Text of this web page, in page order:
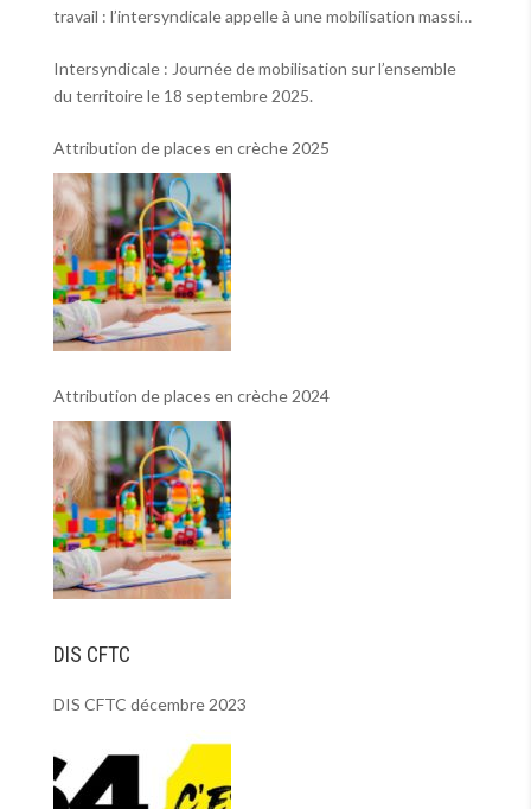
travail : l’intersyndicale appelle à une mobilisation massive
Intersyndicale : Journée de mobilisation sur l’ensemble
du territoire le 18 septembre 2025.
Attribution de places en crèche 2025
Attribution de places en crèche 2024
DIS CFTC
DIS CFTC décembre 2023